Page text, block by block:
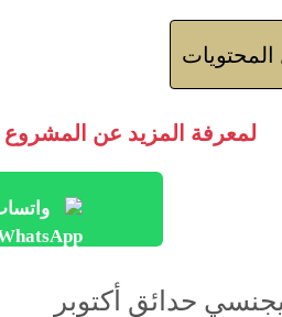
لمعرفة المزيد عن المشروع
حدائق أكتوبر